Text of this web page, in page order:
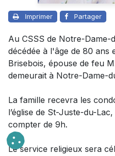
Imprimer Partager
Au CSSS de Notre-Dame-
décédée à l'âge de 80 ans
Brisebois, épouse de feu
demeurait à Notre-Dame-
La famille recevra les
l’église de St-Juste-du-
compter de 9h.
Le service religieux sera